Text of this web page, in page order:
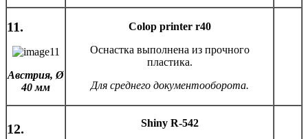
11.
Австрия, Ø
40 мм
Colop printer r40
Оснастка выполнена из прочного
пластика.
Для среднего документооборота.
12.
Shiny R-542